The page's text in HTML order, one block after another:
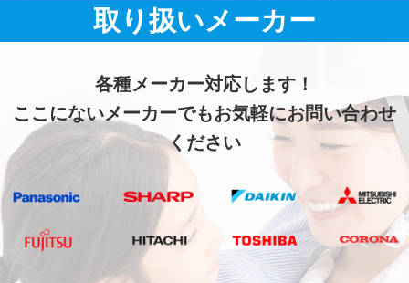
取り扱いメーカー
各種メーカー対応します！
ここにないメーカーでもお気軽にお問い合わせ
ください